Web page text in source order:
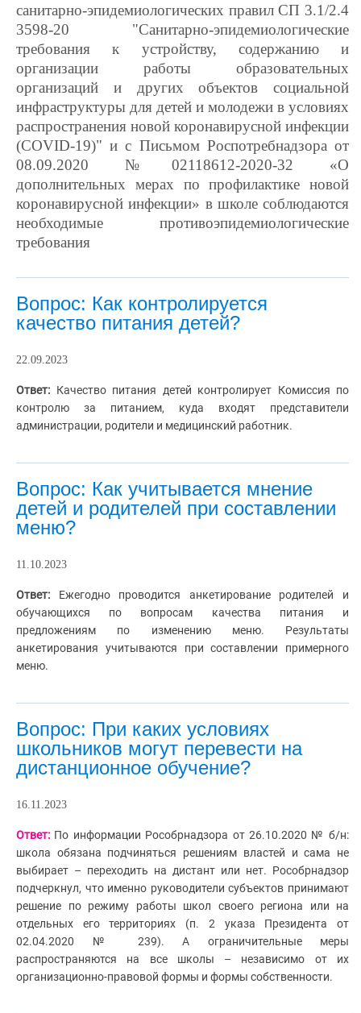
санитарно-эпидемиологических правил СП 3.1/2.4
3598-20 "Санитарно-эпидемиологические
требования к устройству, содержанию и
организации работы образовательных
организаций и других объектов социальной
инфраструктуры для детей и молодежи в условиях
распространения новой коронавирусной инфекции
(COVID-19)" и с Письмом Роспотребнадзора от
08.09.2020 №02118612-2020-32 «О
дополнительных мерах по профилактике новой
коронавирусной инфекции» в школе соблюдаются
необходимые противоэпидемиологические
требования
Вопрос: Как контролируется
качество питания детей?
22.09.2023
Ответ: Качество питания детей контролирует Комиссия по
контролю за питанием, куда входят представители
администрации, родители и медицинский работник.
Вопрос: Как учитывается мнение
детей и родителей при составлении
меню?
11.10.2023
Ответ: Ежегодно проводится анкетирование родителей и
обучающихся по вопросам качества питания и
предложениям по изменению меню. Результаты
анкетирования учитываются при составлении примерного
меню.
Вопрос: При каких условиях
школьников могут перевести на
дистанционное обучение?
16.11.2023
Ответ: По информации Рособрнадзора от 26.10.2020 № б/н:
школа обязана подчиняться решениям властей и сама не
выбирает – переходить на дистант или нет. Рособрнадзор
подчеркнул, что именно руководители субъектов принимают
решение по режиму работы школ своего региона или на
отдельных его территориях (п. 2 указа Президента от
02.04.2020 № 239). А ограничительные меры
распространяются на все школы – независимо от их
организационно-правовой формы и формы собственности.